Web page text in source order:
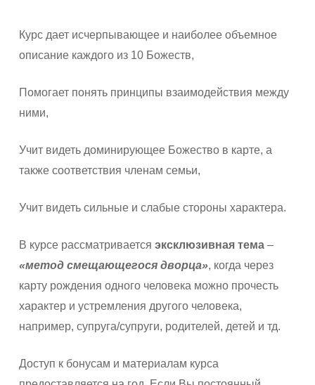
Курс дает исчерпывающее и наиболее объемное
описание каждого из 10 Божеств,
Помогает понять принципы взаимодействия между
ними,
Учит видеть доминирующее Божество в карте, а
также соответствия членам семьи,
Учит видеть сильные и слабые стороны характера.
В курсе рассматривается эксклюзивная тема –
«метод смещающегося дворца», когда через
карту рождения одного человека можно прочесть
характер и устремления другого человека,
например, супруга/супруги, родителей, детей и тд.
Доступ к бонусам и материалам курса